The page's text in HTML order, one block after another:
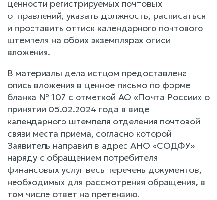
ценности регистрируемых почтовых
отправлений; указать должность, расписаться
и проставить оттиск календарного почтового
штемпеля на обоих экземплярах описи
вложения.
В материалы дела истцом предоставлена
опись вложения в ценное письмо по форме
бланка № 107 с отметкой АО «Почта России» о
принятии 05.02.2024 года в виде
календарного штемпеля отделения почтовой
связи места приема, согласно которой
Заявитель направил в адрес АНО «СОДФУ»
наряду с обращением потребителя
финансовых услуг весь перечень документов,
необходимых для рассмотрения обращения, в
том числе ответ на претензию.